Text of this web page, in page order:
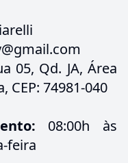
05, Qd. JA, Área
CEP: 74981-040
08:00h às
feira